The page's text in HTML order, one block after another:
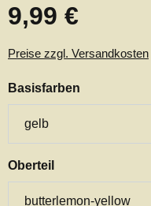
Regulärer Preis:
9,99 €
Preise zzgl. Versandkosten
Basisfarben
Oberteilauswählen